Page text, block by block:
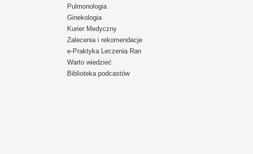
Pulmonologia
Ginekologia
Kurier Medyczny
Zalecenia i rekomendacje
e-Praktyka Leczenia Ran
Warto wiedzieć
Biblioteka podcastów